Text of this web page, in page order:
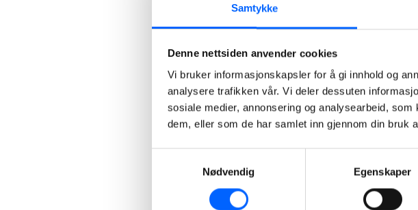
Samtykke
Denne nettsiden anvender cookies
Vi bruker informasjonskapsler for å gi innhold og
analysere trafikken vår. Vi deler dessuten
sosiale medier, annonsering og analysearbeid,
dem, eller som de har samlet inn gjennom din bruk
Nødvendig
Egenskaper